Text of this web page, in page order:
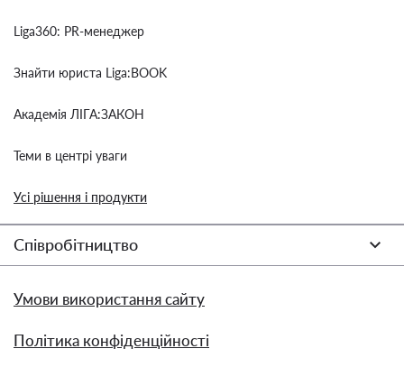
Liga360: PR-менеджер
Знайти юриста Liga:BOOK
Академія ЛІГА:ЗАКОН
Теми в центрі уваги
Усі рішення і продукти
Співробітництво
Умови використання сайту
Політика конфіденційності